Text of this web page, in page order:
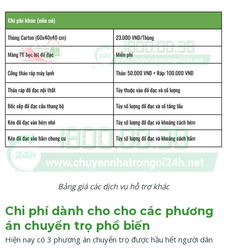
Bảng giá các dịch vụ hỗ trợ khác
Chi phí dành cho cho các phương
án chuyển trọ phổ biến
Hiện nay có 3 phương án chuyển trọ được hầu hết người dân